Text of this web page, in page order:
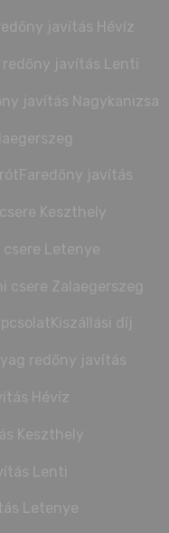
redőny javítás Hévíz
redőny javítás Lenti
javítás Nagykanizsa
Faredőny javítás
Keszthely
csere Zalaegerszeg
Kiszállási díj
redőny javítás
Hévíz
Keszthely
Lenti
Letenye